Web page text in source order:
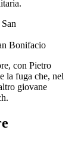
Bonifacio
con Pietro
la fuga che, nel
giovane